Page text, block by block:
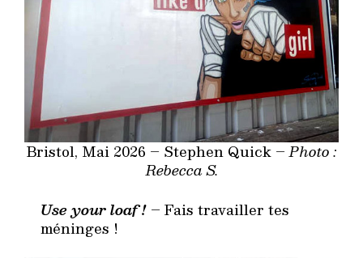
Bristol, Mai 2026 – Stephen Quick –Photo :
Rebecca S.
Use your loaf ! – Fais travailler tes
méninges !